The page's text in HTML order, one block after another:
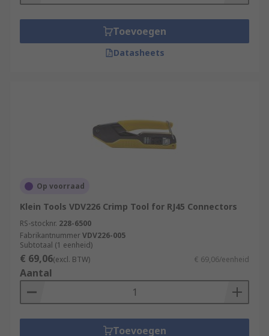
Toevoegen
Datasheets
Op voorraad
Klein Tools VDV226 Crimp Tool for RJ45 Connectors
RS-stocknr. 228-6500
FabrikantnummerVDV226-005
Subtotaal (1 eenheid)
€ 69,06(excl. BTW) € 69,06/eenheid
Aantal
Toevoegen